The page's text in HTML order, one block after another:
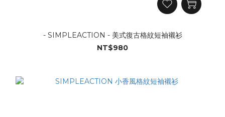
- SIMPLEACTION - 美式復古格紋短袖襯衫
NT$980